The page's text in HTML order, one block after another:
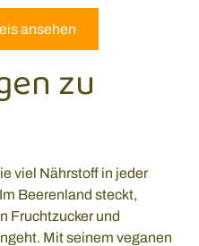
ansehen
zu
viel Nährstoff in jeder
Beerenland steckt,
Fruchtzucker und
Mit seinem veganen